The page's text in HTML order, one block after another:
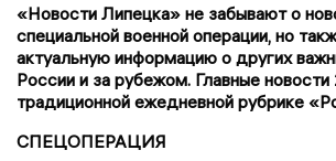
«Новости Липецка» не забывают о
специальной военной операции, но
актуальную информацию о других
России и за рубежом. Главные
традиционной ежедневной рубрике
СПЕЦОПЕРАЦИЯ